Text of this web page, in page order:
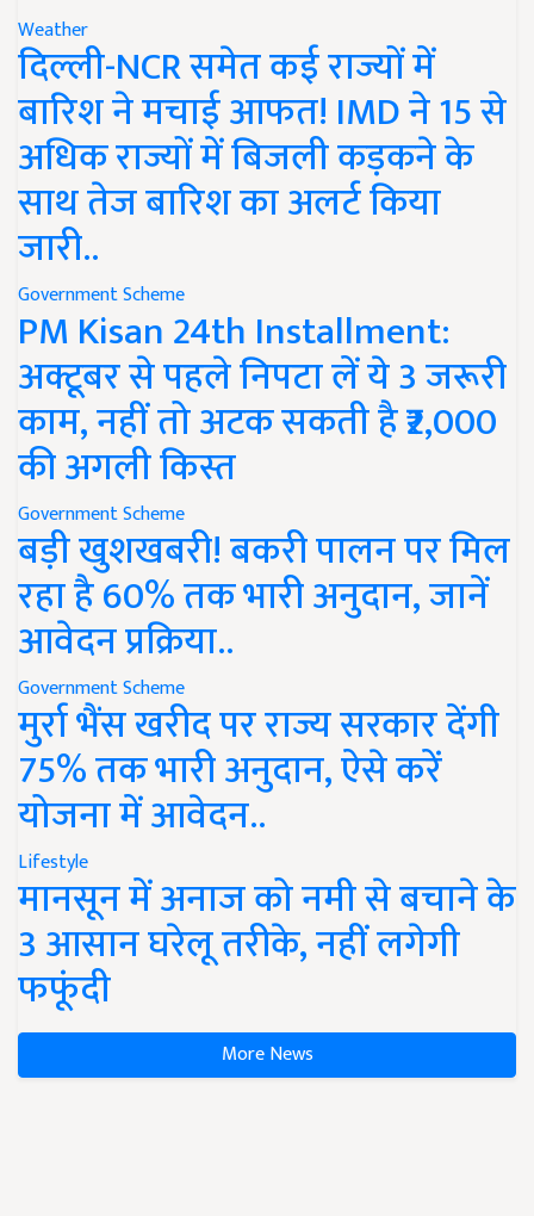
Weather
दिल्ली-NCR समेत कई राज्यों में
बारिश ने मचाई आफत! IMD ने 15 से
अधिक राज्यों में बिजली कड़कने के
साथ तेज बारिश का अलर्ट किया
जारी..
Government Scheme
PM Kisan 24th Installment:
अक्टूबर से पहले निपटा लें ये 3 जरूरी
काम, नहीं तो अटक सकती है ₹2,000
की अगली किस्त
Government Scheme
बड़ी खुशखबरी! बकरी पालन पर मिल
रहा है 60% तक भारी अनुदान, जानें
आवेदन प्रक्रिया..
Government Scheme
मुर्रा भैंस खरीद पर राज्य सरकार देंगी
75% तक भारी अनुदान, ऐसे करें
योजना में आवेदन..
Lifestyle
मानसून में अनाज को नमी से बचाने के
3 आसान घरेलू तरीके, नहीं लगेगी
फफूंदी
More News